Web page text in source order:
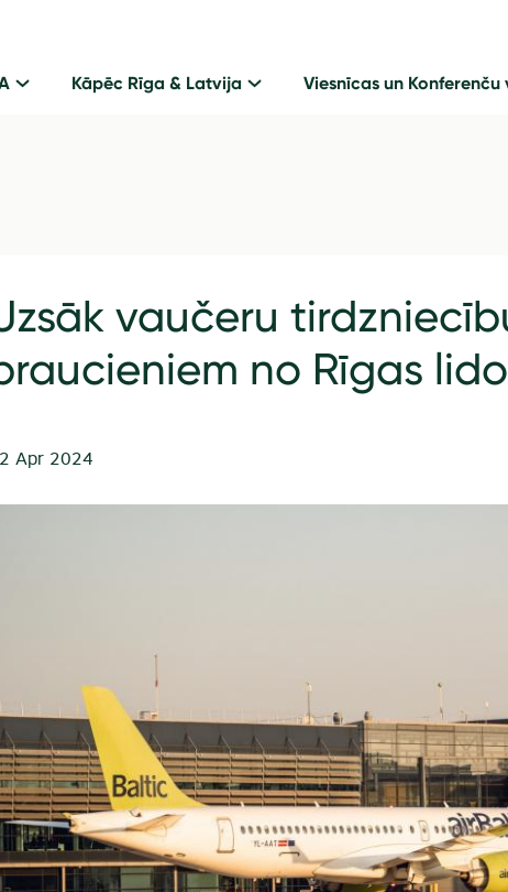
Kāpēc Rīga & Latvija Viesnīcas un Konferenču
vaučeru
no Rīgas
Apr 2024